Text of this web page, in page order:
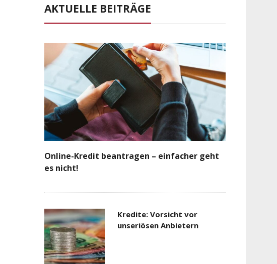
AKTUELLE BEITRÄGE
Online-Kredit beantragen – einfacher geht
es nicht!
Kredite: Vorsicht vor
unseriösen Anbietern